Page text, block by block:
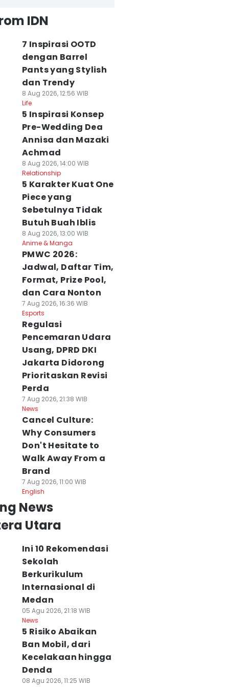
IDN
7 Inspirasi OOTD
dengan Barrel
Pants yang Stylish
dan Trendy
8 Aug 2026, 12:56 WIB
Life
5 Inspirasi Konsep
Pre-Wedding Dea
Annisa dan Mazaki
Achmad
8 Aug 2026, 14:00 WIB
Relationship
5 Karakter Kuat One
Piece yang
Sebetulnya Tidak
Butuh Buah Iblis
8 Aug 2026, 13:00 WIB
Anime & Manga
PMWC 2026:
Jadwal, Daftar Tim,
Format, Prize Pool,
dan Cara Nonton
7 Aug 2026, 16:36 WIB
Esports
Regulasi
Pencemaran Udara
Usang, DPRD DKI
Jakarta Didorong
Prioritaskan Revisi
Perda
7 Aug 2026, 21:38 WIB
News
Cancel Culture:
Why Consumers
Don't Hesitate to
Walk Away From a
Brand
7 Aug 2026, 11:00 WIB
English
News
Utara
Ini 10 Rekomendasi
Sekolah
Berkurikulum
Internasional di
Medan
05 Agu 2026, 21:18 WIB
News
5 Risiko Abaikan
Ban Mobil, dari
Kecelakaan hingga
Denda
08 Agu 2026, 11:25 WIB